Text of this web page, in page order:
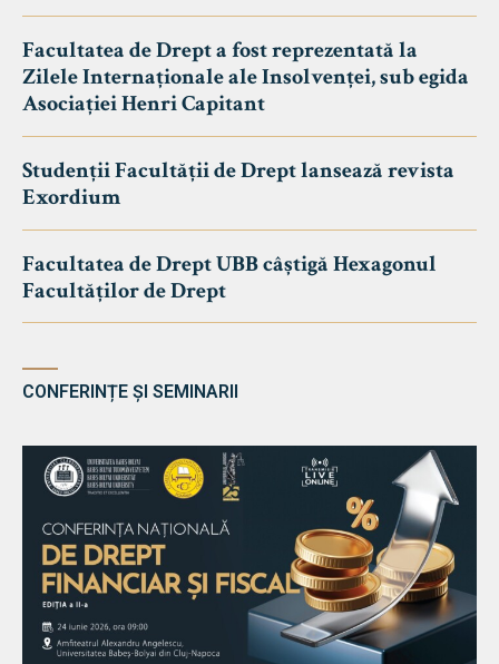
Facultatea de Drept a fost reprezentată la
Zilele Internaționale ale Insolvenței, sub egida
Asociației Henri Capitant
Studenții Facultății de Drept lansează revista
Exordium
Facultatea de Drept UBB câștigă Hexagonul
Facultăților de Drept
CONFERINȚE ȘI SEMINARII